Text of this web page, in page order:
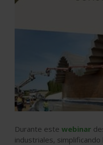
Durante este webinar
industriales,